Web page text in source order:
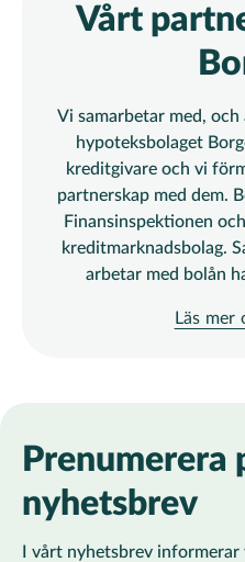
Vårt
Vi samarbetar med, och
hypoteksbolaget
kreditgivare och vi
partnerskap med dem.
Finansinspektionen
kreditmarknadsbolag.
arbetar med bolån
Läs mer
Prenumerera
nyhetsbrev
I vårt nyhetsbrev